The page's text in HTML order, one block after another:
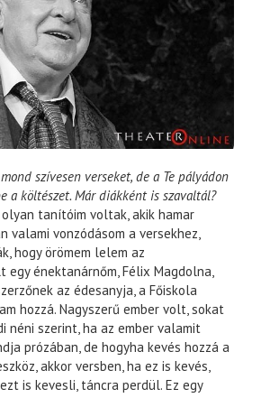
szívesen verseket, de a Te pályádon
a költészet. Már diákként is szavaltál?
olyan tanítóim voltak, akik hamar
valami vonzódásom a versekhez,
hogy örömem lelem az
egy énektanárnőm, Félix Magdolna,
az édesanyja, a Főiskola
hozzá. Nagyszerű ember volt, sokat
néni szerint, ha az ember valamit
prózában, de hogyha kevés hozzá a
akkor versben, ha ez is kevés,
is kevesli, táncra perdül. Ez egy